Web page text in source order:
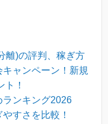
離)の評判、稼ぎ方
キャンペーン！新規
！
ランキング2026
すさを比較！